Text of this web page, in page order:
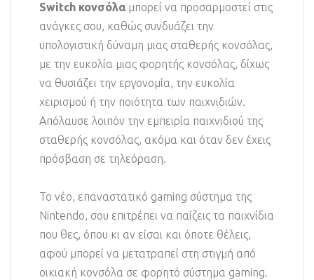
Switch κονσόλα μπορεί να προσαρμοστεί στις
ανάγκες σου, καθώς συνδυάζει την
υπολογιστική δύναμη μιας σταθερής κονσόλας,
με την ευκολία μιας φορητής κονσόλας, δίχως
να θυσιάζει την εργονομία, την ευκολία
χειρισμού ή την ποιότητα των παιχνιδιών.
Απόλαυσε λοιπόν την εμπειρία παιχνιδιού της
σταθερής κονσόλας, ακόμα και όταν δεν έχεις
πρόσβαση σε τηλεόραση.
Το νέο, επαναστατικό gaming σύστημα της
Nintendo, σου επιτρέπει να παίζεις τα παιχνίδια
που θες, όπου κι αν είσαι και όποτε θέλεις,
αφού μπορεί να μετατραπεί στη στιγμή από
οικιακή κονσόλα σε φορητό σύστημα gaming.